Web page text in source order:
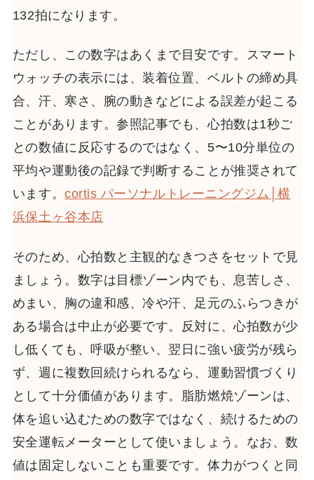
132拍になります。
ただし、この数字はあくまで目安です。スマート
ウォッチの表示には、装着位置、ベルトの締め具
合、汗、寒さ、腕の動きなどによる誤差が起こる
ことがあります。参照記事でも、心拍数は1秒ご
との数値に反応するのではなく、5〜10分単位の
平均や運動後の記録で判断することが推奨されて
います。cortis パーソナルトレーニングジム│横
浜保土ヶ谷本店
そのため、心拍数と主観的なきつさをセットで見
ましょう。数字は目標ゾーン内でも、息苦しさ、
めまい、胸の違和感、冷や汗、足元のふらつきが
ある場合は中止が必要です。反対に、心拍数が少
し低くても、呼吸が整い、翌日に強い疲労が残ら
ず、週に複数回続けられるなら、運動習慣づくり
として十分価値があります。脂肪燃焼ゾーンは、
体を追い込むための数字ではなく、続けるための
安全運転メーターとして使いましょう。なお、数
値は固定しないことも重要です。体力がつくと同